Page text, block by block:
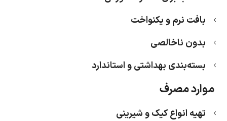
بافت نرم و یکنواخت
بدون ناخالصی
بسته‌بندی بهداشتی و استاندارد
موارد مصرف
تهیه انواع کیک و شیرینی